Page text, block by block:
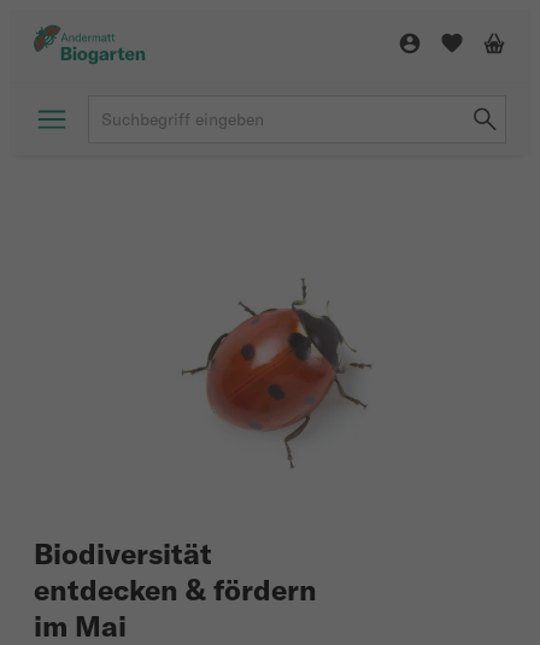
Biodiversität
entdecken & fördern
im Mai